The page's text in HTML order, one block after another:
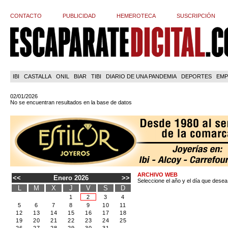
CONTACTO PUBLICIDAD HEMEROTECA SUSCRIPCIÓN
IBI CASTALLA ONIL BIAR TIBI DIARIO DE UNA PANDEMIA DEPORTES
02/01/2026
No se encuentran resultados en la base de datos
<< Enero 2026
>>
L
M X J V S D
1 2 3
4
5
6 7 8 9 10
11
12
13 14 15 16 17
18
19
20 21 22 23 24
25
ARCHIVO WEB
Seleccione el año y el día que